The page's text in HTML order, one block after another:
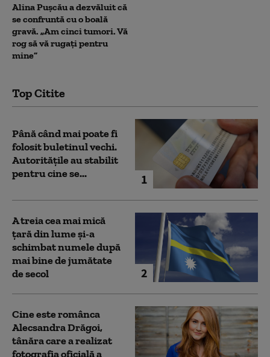
Alina Pușcău a dezvăluit că
se confruntă cu o boală
gravă. „Am cinci tumori. Vă
rog să vă rugați pentru
mine”
Top Citite
1
Până când mai poate fi
folosit buletinul vechi.
Autoritățile au stabilit
pentru cine se...
2
A treia cea mai mică
țară din lume și-a
schimbat numele după
mai bine de jumătate
de secol
Cine este românca
Alecsandra Drăgoi,
tânăra care a realizat
fotografia oficială a